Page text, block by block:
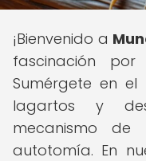
¡Bienvenido a
fascinación
Sumérgete en
lagartos y
mecanismo de
autotomía. En